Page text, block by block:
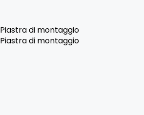
Piastra di montaggio
Piastra di montaggio